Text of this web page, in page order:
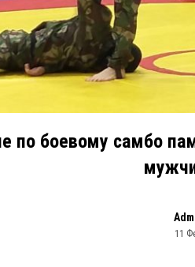
по боевому самбо
11